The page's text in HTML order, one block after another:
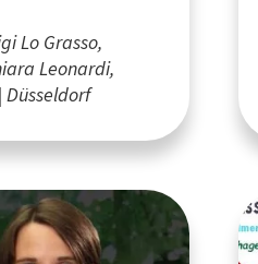
Giangreco
Lo Grasso,
Leonardi,
Düsseldorf